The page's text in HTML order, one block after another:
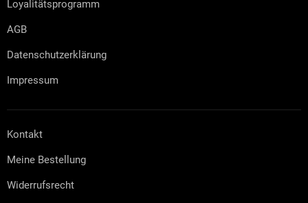
Loyalitätsprogramm
AGB
Datenschutzerklärung
Impressum
Kontakt
Meine Bestellung
Widerrufsrecht